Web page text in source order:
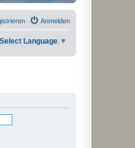
Anmelden
Select Language ▼